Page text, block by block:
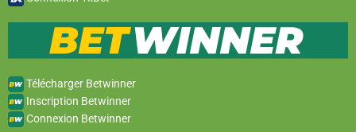
Télécharger Betwinner
Inscription Betwinner
Connexion Betwinner